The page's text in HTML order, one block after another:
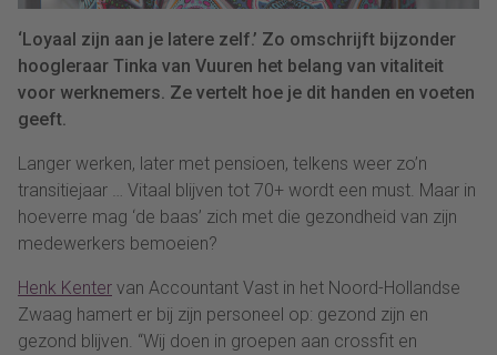
‘Loyaal zijn aan je latere zelf.’ Zo omschrijft bijzonder
hoogleraar Tinka van Vuuren het belang van vitaliteit
voor werknemers. Ze vertelt hoe je dit handen en voeten
geeft.
Langer werken, later met pensioen, telkens weer zo’n
transitiejaar … Vitaal blijven tot 70+ wordt een must. Maar in
hoeverre mag ‘de baas’ zich met die gezondheid van zijn
medewerkers bemoeien?
Henk Kenter van Accountant Vast in het Noord-Hollandse
Zwaag hamert er bij zijn personeel op: gezond zijn en
gezond blijven. “Wij doen in groepen aan crossfit en